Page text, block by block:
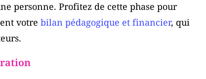
personne. Profitez de cette phase pour
votre bilan pédagogique et financier, qui